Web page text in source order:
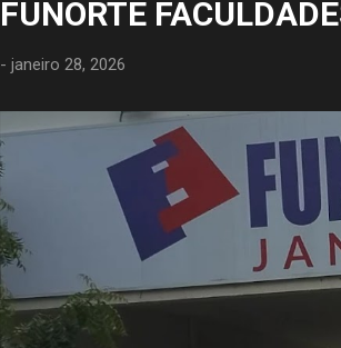
FUNORTE
- janeiro 28, 2026